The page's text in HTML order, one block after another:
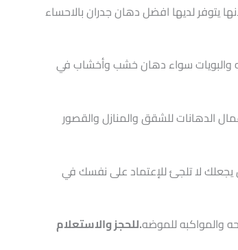
يتوفر لديها افضل دهان جدران بالاحساء
والبويات سواء دهان خشب وأخشاب في
الدهانات للشقق والمنازل والقصور
يجعلك لا تلجئ للإعتماد على نفسك في
والمواكبه للموضه.للحجز والاستعلام